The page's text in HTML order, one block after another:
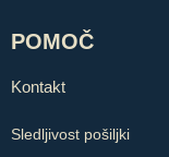
POMOČ
Kontakt
Sledljivost pošiljki